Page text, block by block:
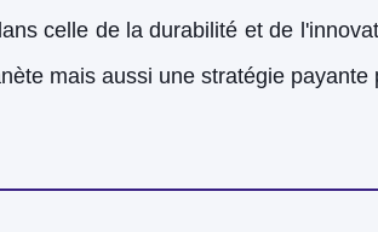
celle de la durabilité et de
mais aussi une stratégie